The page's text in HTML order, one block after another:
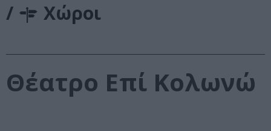
/ Χώροι
Θέατρο Επί Κολωνώ